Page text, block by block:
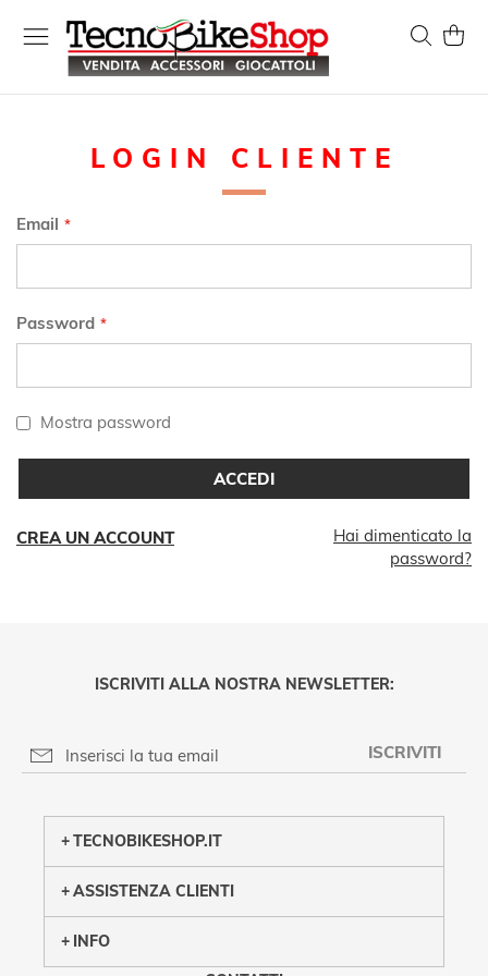
al
contenuto
Search
LOGIN CLIENTE
Email
Password
Mostra password
ACCEDI
Hai dimenticato la
password?
CREA UN ACCOUNT
ISCRIVITI ALLA NOSTRA NEWSLETTER:
PRIVACY POLICY
ISCRIVITI
TECNOBIKESHOP.IT
ASSISTENZA CLIENTI
INFO